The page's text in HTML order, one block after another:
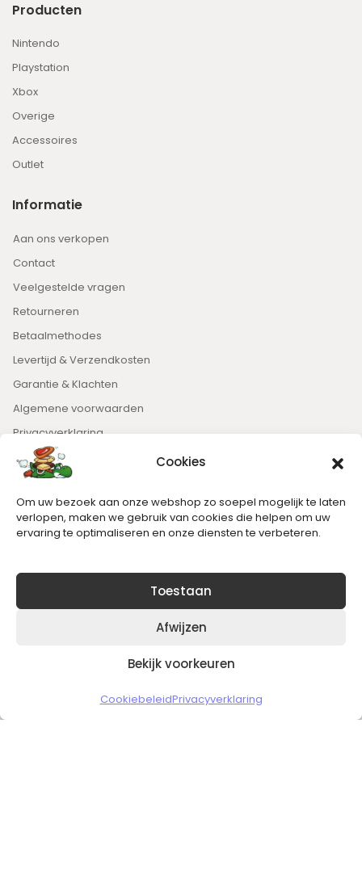
Cookies
Om uw bezoek aan onze webshop zo soepel mogelijk te laten
verlopen, maken we gebruik van cookies die helpen om uw
ervaring te optimaliseren en onze diensten te verbeteren.
Toestaan
Afwijzen
Bekijk voorkeuren
CookiebeleidPrivacyverklaring
Producten
Nintendo
Playstation
Xbox
Overige
Accessoires
Outlet
Informatie
Aan ons verkopen
Contact
Veelgestelde vragen
Retourneren
Betaalmethodes
Levertijd & Verzendkosten
Garantie & Klachten
Algemene voorwaarden
Privacyverklaring
Nieuwsbrief
Blijft op de hoogte van het laatste nieuws.